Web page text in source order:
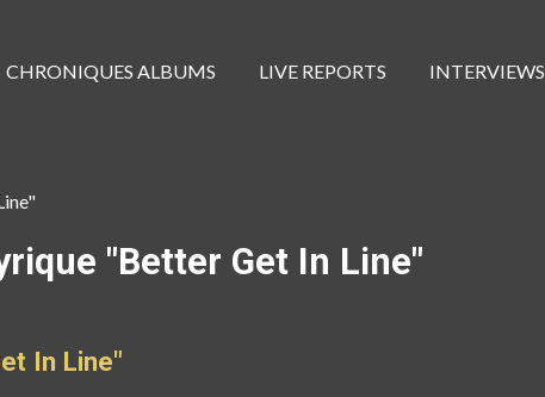
CHRONIQUES ALBUMS LIVE REPORTS INTERVIEWS
"Better Get In Line"
In Line"